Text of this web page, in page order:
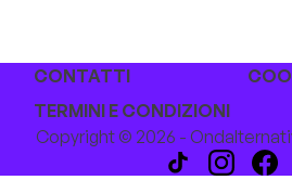
CONTATTI
TERMINI E CONDIZIONI
Copyright © 2026 -